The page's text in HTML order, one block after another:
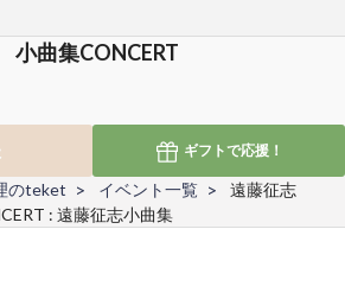
曲集CONCERT
ギフトで応援！
のteket イベント一覧
遠藤征志
: 遠藤征志小曲集